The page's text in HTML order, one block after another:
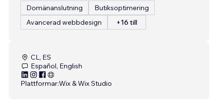
Domänanslutning
Butiksoptimering
Avancerad webbdesign
+16 till
CL, ES
Español, English
Plattformar:Wix & Wix Studio